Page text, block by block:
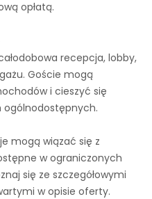
opłatą.
recepcja, lobby,
Goście mogą
i cieszyć się
ogólnodostępnych.
mogą wiązać się z
w ograniczonych
się ze szczegółowymi
w opisie oferty.